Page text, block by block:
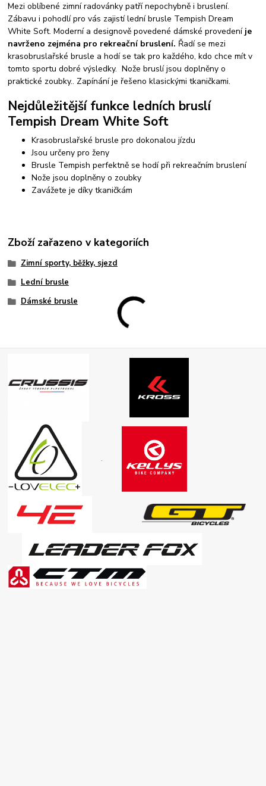
Mezi oblíbené zimní radovánky patří nepochybně i bruslení.
Zábavu i pohodlí pro vás zajistí lední brusle Tempish Dream
White Soft. Moderní a designově povedené dámské provedení je
navrženo zejména pro rekreační bruslení. Řadí se mezi
krasobruslařské brusle a hodí se tak pro každého, kdo chce mít v
tomto sportu dobré výsledky. Nože bruslí jsou doplněny o
praktické zoubky.. Zapínání je řešeno klasickými tkaničkami.
Nejdůležitější funkce ledních bruslí
Tempish Dream White Soft
Krasobruslařské brusle pro dokonalou jízdu
Jsou určeny pro ženy
Brusle Tempish perfektně se hodí při rekreačním bruslení
Nože jsou doplněny o zoubky
Zavážete je díky tkaničkám
Zboží zařazeno v kategoriích
Zimní sporty, běžky, sjezd
Lední brusle
Dámské brusle
.